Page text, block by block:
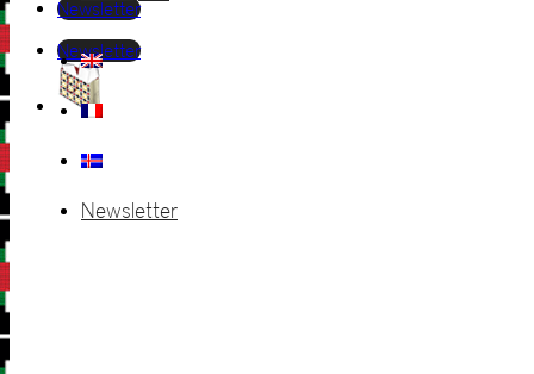
Newsletter
Newsletter
Newsletter